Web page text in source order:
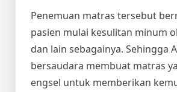
Penemuan matras tersebut
pasien mulai kesulitan minum
dan lain sebagainya. Sehingga
bersaudara membuat matras
engsel untuk memberikan